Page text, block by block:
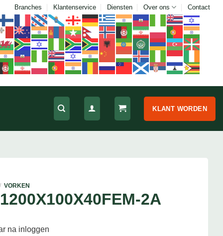
Branches Klantenservice Diensten Over ons Contact
KLANT WORDEN
VORKEN
2A
na inloggen